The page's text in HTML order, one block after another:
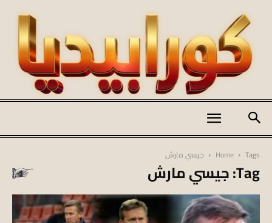
Home Tags جيسي مارش
Tag: جيسي مارش